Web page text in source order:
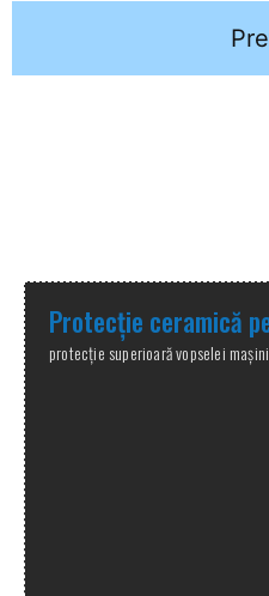
Protecție ceramică
protecție superioară vopselei